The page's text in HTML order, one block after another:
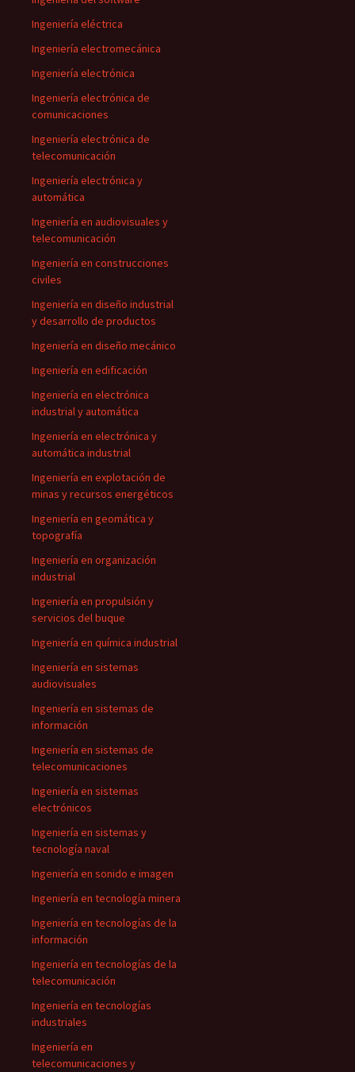
Ingeniería eléctrica
Ingeniería electromecánica
Ingeniería electrónica
Ingeniería electrónica de
comunicaciones
Ingeniería electrónica de
telecomunicación
Ingeniería electrónica y
automática
Ingeniería en audiovisuales y
telecomunicación
Ingeniería en construcciones
civiles
Ingeniería en diseño industrial
y desarrollo de productos
Ingeniería en diseño mecánico
Ingeniería en edificación
Ingeniería en electrónica
industrial y automática
Ingeniería en electrónica y
automática industrial
Ingeniería en explotación de
minas y recursos energéticos
Ingeniería en geomática y
topografía
Ingeniería en organización
industrial
Ingeniería en propulsión y
servicios del buque
Ingeniería en química industrial
Ingeniería en sistemas
audiovisuales
Ingeniería en sistemas de
información
Ingeniería en sistemas de
telecomunicaciones
Ingeniería en sistemas
electrónicos
Ingeniería en sistemas y
tecnología naval
Ingeniería en sonido e imagen
Ingeniería en tecnología minera
Ingeniería en tecnologías de la
información
Ingeniería en tecnologías de la
telecomunicación
Ingeniería en tecnologías
industriales
Ingeniería en
telecomunicaciones y